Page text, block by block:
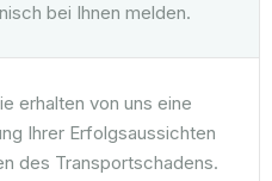
bei Ihnen melden.
erhalten von uns eine
Ihrer Erfolgsaussichten
des Transportschadens.